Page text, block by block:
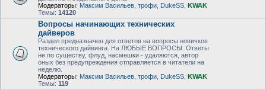
Модераторы: Максим Васильев трофи DukeSS KWAK
Темы: 14120
Вопросы начинающих технических
дайверов
Раздел предназначен для ответов на вопросы новичков
технического дайвинга. На ЛЮБЫЕ ВОПРОСЫ. Ответы
не по существу, флуд, насмешки - удаляются, автор
оных без предупреждения отправляется в читатели на
неделю.
Модераторы: Максим Васильев трофи DukeSS KWAK
Темы: 119